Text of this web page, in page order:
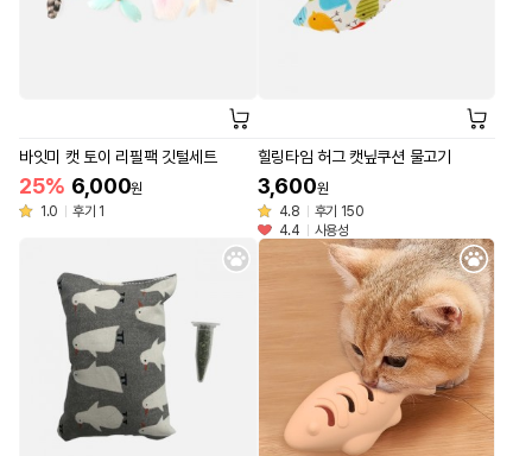
바잇미 캣 토이 리필팩 깃털세트
25% 6,000원
1.0
후기 1
힐링타임 허그 캣닢쿠션 물고기
3,600원
4.8
후기 150
4.4
사용성